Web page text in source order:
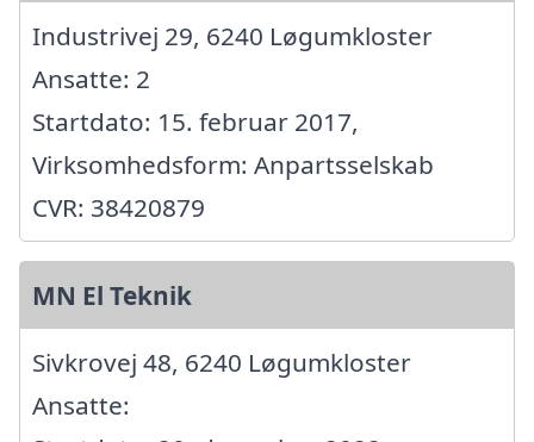
Industrivej 29, 6240 Løgumkloster
Ansatte: 2
Startdato: 15. februar 2017,
Virksomhedsform: Anpartsselskab
CVR: 38420879
MN El Teknik
Sivkrovej 48, 6240 Løgumkloster
Ansatte: